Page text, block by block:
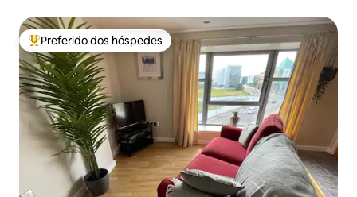
Entre os melhores preferidos dos hóspedes
Preferido dos hóspedes